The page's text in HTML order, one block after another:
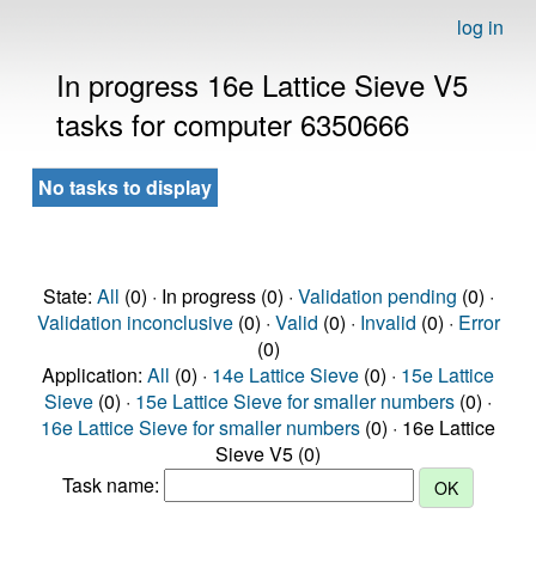
log in
In progress 16e Lattice Sieve V5
tasks for computer 6350666
No tasks to display
State: All (0) · In progress (0) · Validation pending (0) ·
Validation inconclusive(0) · Valid (0) · Invalid (0) · Error
(0)
Application: All (0) · 14e Lattice Sieve (0) · 15e Lattice
Sieve (0) · 15e Lattice Sieve for smaller numbers (0) ·
16e Lattice Sieve for smaller numbers (0) · 16e Lattice
Sieve V5 (0)
Task name: